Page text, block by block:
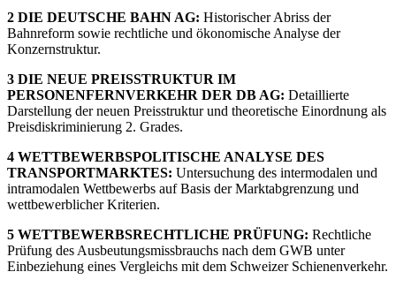
2 DIE DEUTSCHE BAHN AG: Historischer Abriss der
Bahnreform sowie rechtliche und ökonomische Analyse der
Konzernstruktur.
3 DIE NEUE PREISSTRUKTUR IM
PERSONENFERNVERKEHR DER DB AG: Detaillierte
Darstellung der neuen Preisstruktur und theoretische Einordnung als
Preisdiskriminierung 2. Grades.
4 WETTBEWERBSPOLITISCHE ANALYSE DES
TRANSPORTMARKTES: Untersuchung des intermodalen und
intramodalen Wettbewerbs auf Basis der Marktabgrenzung und
wettbewerblicher Kriterien.
5 WETTBEWERBSRECHTLICHE PRÜFUNG: Rechtliche
Prüfung des Ausbeutungsmissbrauchs nach dem GWB unter
Einbeziehung eines Vergleichs mit dem Schweizer Schienenverkehr.